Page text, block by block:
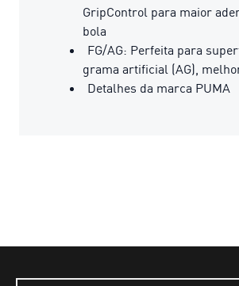
GripControl para maior
bola
FG/AG: Perfeita para
grama artificial (AG),
Detalhes da marca PUMA